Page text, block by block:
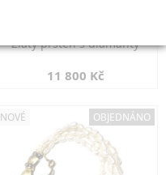
Zlatý prsten s diamanty
11 800 Kč
NOVÉ OBJEDNÁNO